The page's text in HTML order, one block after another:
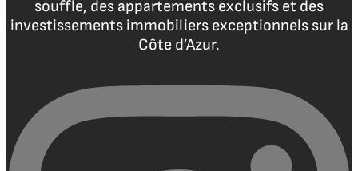
souffle, des appartements exclusifs et des
investissements immobiliers exceptionnels sur la
Côte d’Azur.